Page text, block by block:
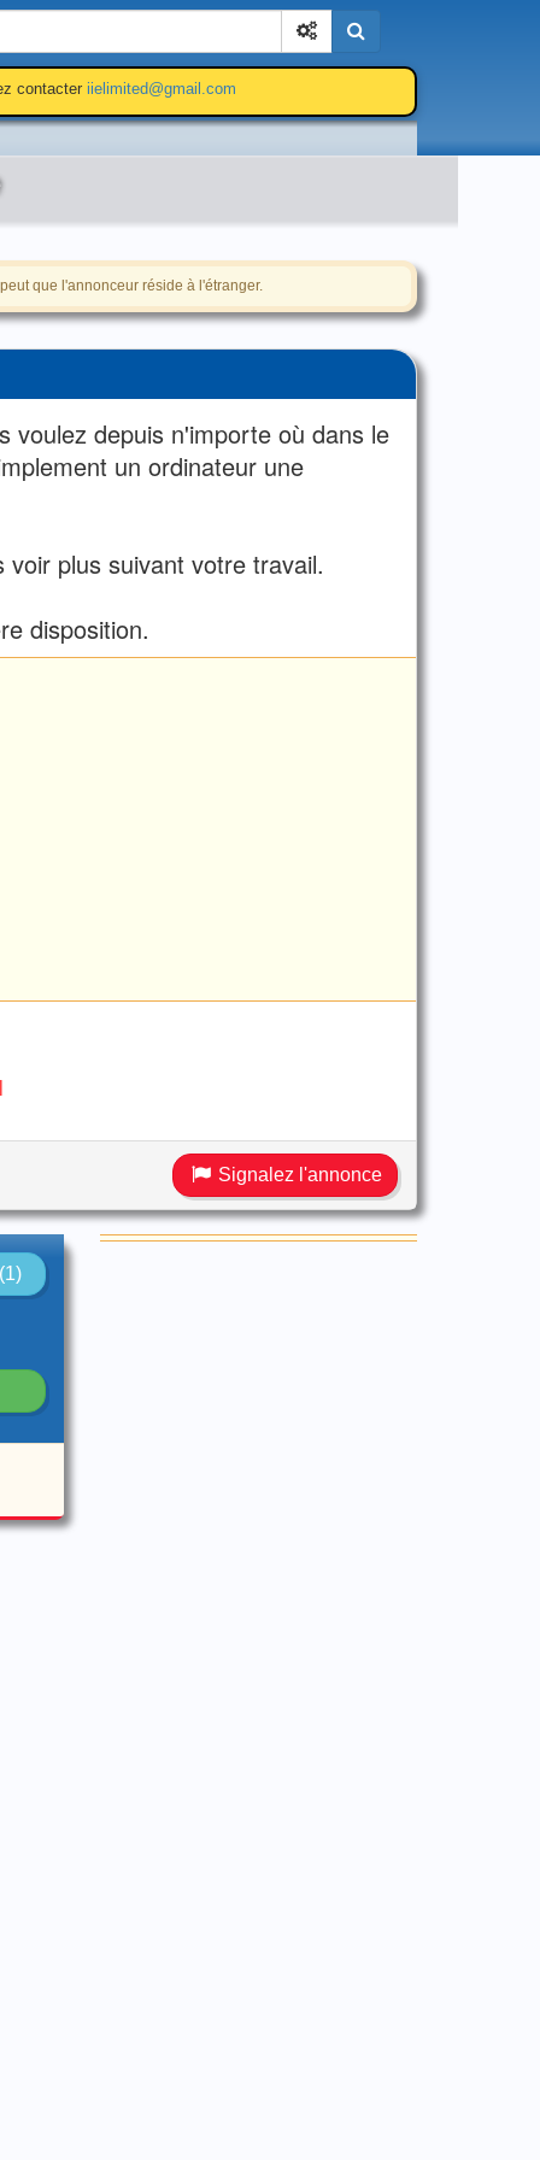
Cherchez
contacter iielimited@gmail.com
que l'annonceur réside à l'étranger.
voulez depuis n'importe où dans le
un ordinateur une
plus suivant votre travail.
disposition.
Signalez l'annonce